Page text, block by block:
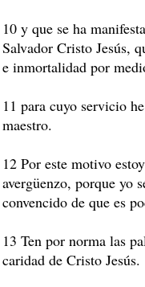
10 y que se ha
Salvador Cristo Jesús,
e inmortalidad por
11 para cuyo servicio
maestro.
12 Por este motivo
avergüenzo, porque yo
convencido de que es
13 Ten por norma las
caridad de Cristo Jesús.